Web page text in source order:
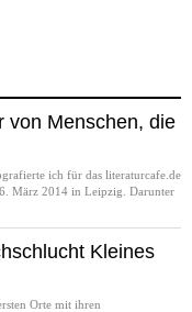
von Menschen, die
ich für das literaturcafe.de
März 2014 in Leipzig. Darunter
Kleines
Orte mit ihren